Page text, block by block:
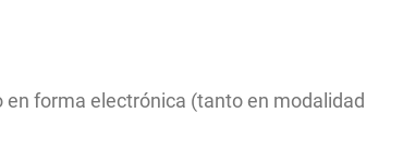
forma electrónica (tanto en modalidad